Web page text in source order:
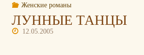
Женские романы
ЛУННЫЕ ТАНЦЫ
12.05.2005